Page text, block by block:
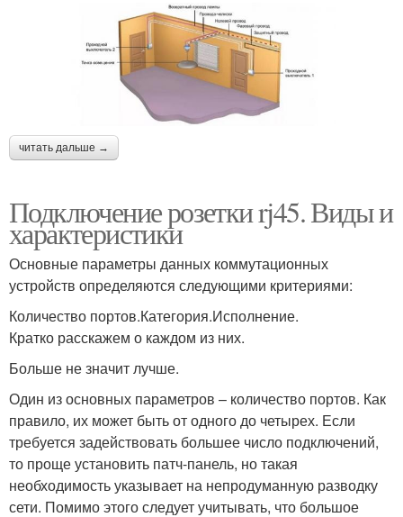
читать дальше →
Подключение розетки rj45. Виды и
характеристики
Основные параметры данных коммутационных
устройств определяются следующими критериями:
Количество портов.Категория.Исполнение.
Кратко расскажем о каждом из них.
Больше не значит лучше.
Один из основных параметров – количество портов. Как
правило, их может быть от одного до четырех. Если
требуется задействовать большее число подключений,
то проще установить патч-панель, но такая
необходимость указывает на непродуманную разводку
сети. Помимо этого следует учитывать, что большое